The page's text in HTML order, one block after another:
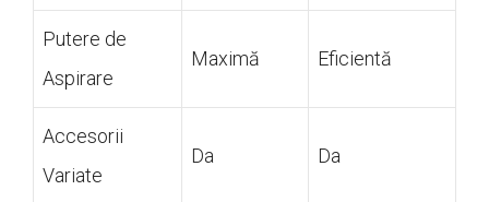
Putere de
Aspirare
Maximă Eficientă
Accesorii
Variate
Da Da